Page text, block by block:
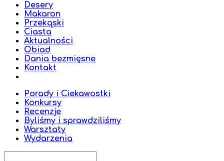
Desery
Makaron
Przekąski
Ciasta
Aktualności
Obiad
Dania bezmięsne
Kontakt
Porady i Ciekawostki
Konkursy
Recenzje
Byliśmy i sprawdziliśmy
Warsztaty
Wydarzenia